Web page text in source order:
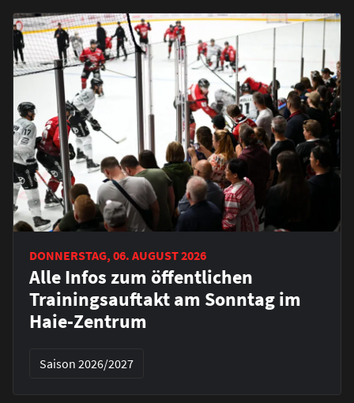
DONNERSTAG, 06. AUGUST 2026
Alle Infos zum öffentlichen
Trainingsauftakt am Sonntag im
Haie-Zentrum
Saison 2026/2027